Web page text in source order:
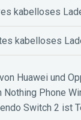
kabelloses
kabelloses
Huawei und
Phone
Switch 2 ist